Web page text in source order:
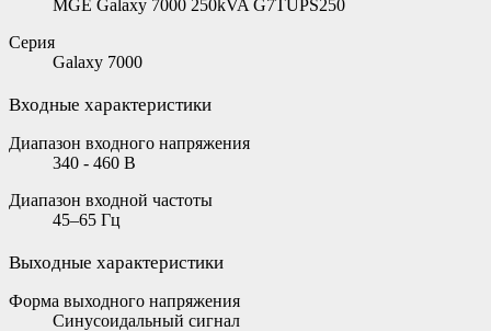
MGE Galaxy 7000 250kVA G7TUPS250
Серия
Galaxy 7000
Входные характеристики
Диапазон входного напряжения
340 - 460 В
Диапазон входной частоты
45–65 Гц
Выходные характеристики
Форма выходного напряжения
Синусоидальный сигнал